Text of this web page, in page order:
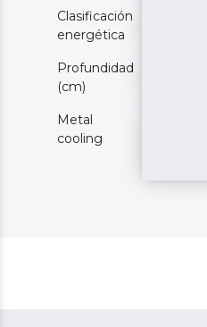
Clasificación
energética
Profundidad
(cm)
Metal
cooling